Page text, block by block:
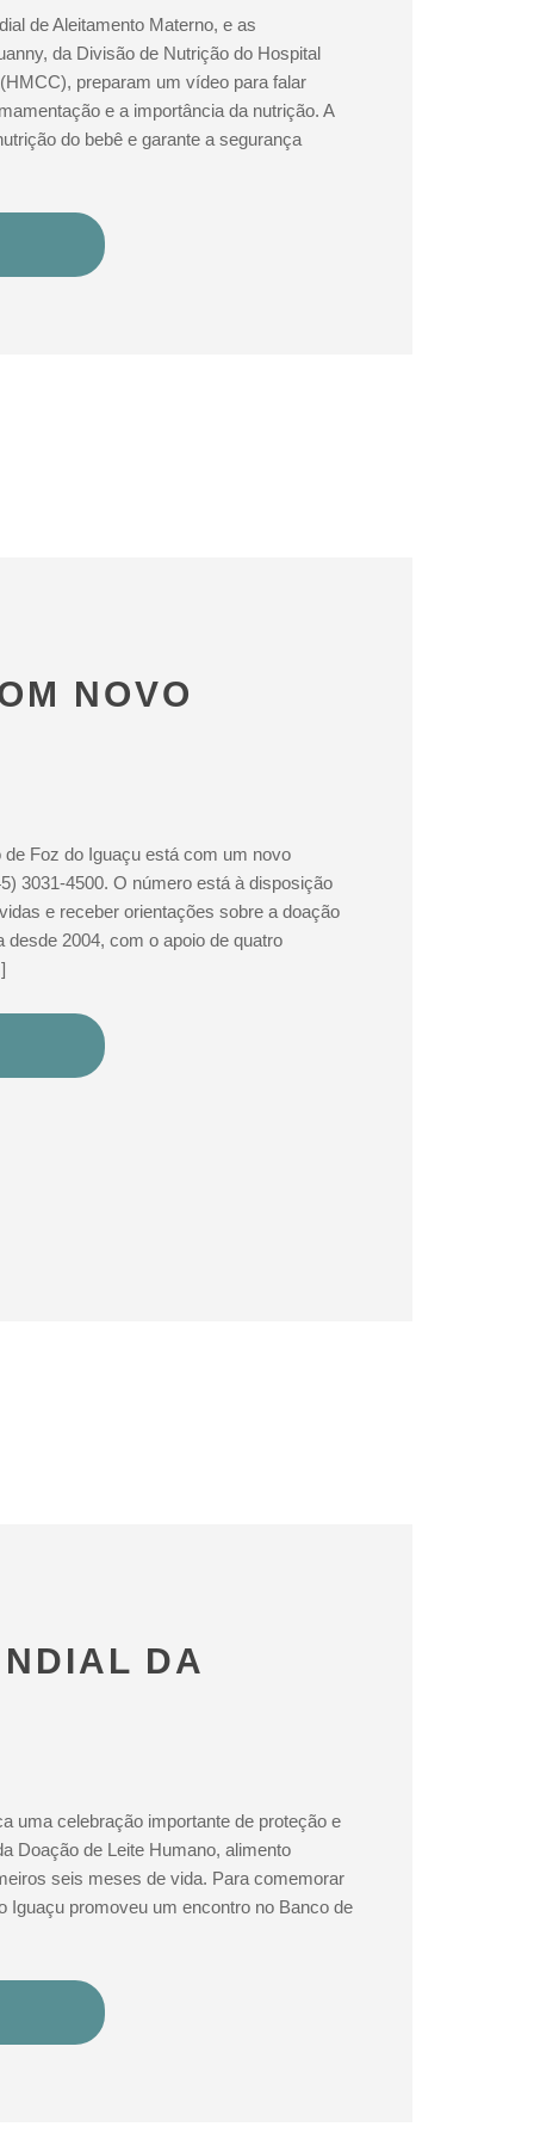
de Aleitamento Materno, e as
da Divisão de Nutrição do Hospital
preparam um vídeo para falar
e a importância da nutrição. A
do bebê e garante a segurança
NOVO
Foz do Iguaçu está com um novo
3031-4500. O número está à disposição
e receber orientações sobre a doação
desde 2004, com o apoio de quatro
DA
uma celebração importante de proteção e
Doação de Leite Humano, alimento
seis meses de vida. Para comemorar
Iguaçu promoveu um encontro no Banco de